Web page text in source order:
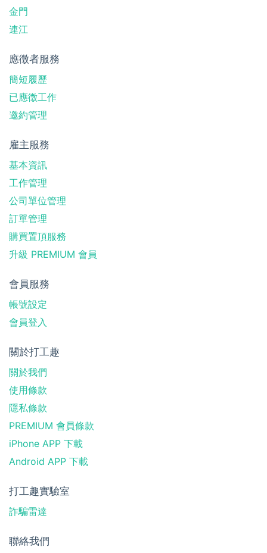
金門
連江
應徵者服務
簡短履歷
已應徵工作
邀約管理
雇主服務
基本資訊
工作管理
公司單位管理
訂單管理
購買置頂服務
升級 PREMIUM 會員
會員服務
帳號設定
會員登入
關於打工趣
關於我們
使用條款
隱私條款
PREMIUM 會員條款
iPhone APP 下載
Android APP 下載
打工趣實驗室
詐騙雷達
聯絡我們